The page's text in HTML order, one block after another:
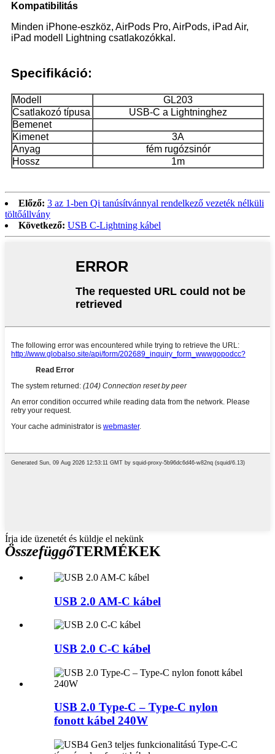
Kompatibilitás
Minden iPhone-eszköz, AirPods Pro, AirPods, iPad Air,
iPad modell Lightning csatlakozókkal.
Specifikáció:
Modell
GL203
Csatlakozó típusa
USB-C a Lightninghez
Bemenet
Kimenet
3A
Anyag
fém rugózsinór
Hossz
1m
Előző: 3 az 1-ben Qi tanúsítvánnyal rendelkező vezeték nélküli
töltőállvány
Következő: USB C-Lightning kábel
Írja ide üzenetét és küldje el nekünk
ÖsszefüggőTERMÉKEK
USB 2.0 AM-C kábel
USB 2.0 C-C kábel
USB 2.0 Type-C – Type-C nylon
fonott kábel 240W